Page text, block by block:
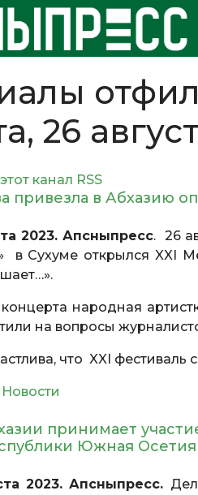
26
канал RSS
привезла в Абхазию
2023. Апсныпресс. 26
в Сухуме открылся
народная
на вопросы
что XXI фестиваль
Новости
принимает
Южная
2023. Апсныпресс.